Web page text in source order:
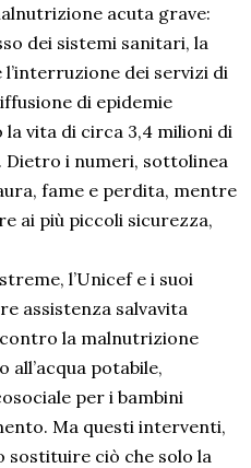
acuta grave:
dei sistemi sanitari, la
dei servizi di
di epidemie
vita di circa 3,4 milioni di
Dietro i numeri, sottolinea
fame e perdita, mentre
ai più piccoli sicurezza,
l’Unicef e i suoi
assistenza salvavita
la malnutrizione
all’acqua potabile,
per i bambini
Ma questi interventi,
sostituire ciò che solo la